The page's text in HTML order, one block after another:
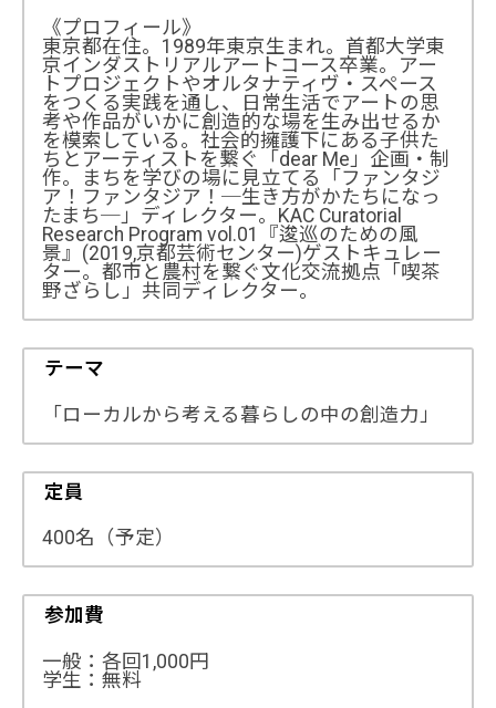
《プロフィール》
東京都在住。1989年東京生まれ。首都大学東
京インダストリアルアートコース卒業。アー
トプロジェクトやオルタナティヴ・スペース
をつくる実践を通し、日常生活でアートの思
考や作品がいかに創造的な場を生み出せるか
を模索している。社会的擁護下にある子供た
ちとアーティストを繋ぐ「dear Me」企画・制
作。まちを学びの場に見立てる「ファンタジ
ア！ファンタジア！─生き方がかたちになっ
たまち─」ディレクター。KAC Curatorial
Research Program vol.01『逡巡のための風
景』(2019,京都芸術センター)ゲストキュレー
ター。都市と農村を繋ぐ文化交流拠点「喫茶
野ざらし」共同ディレクター。
テーマ
「ローカルから考える暮らしの中の創造力」
定員
400名（予定）
参加費
一般：各回1,000円
学生：無料